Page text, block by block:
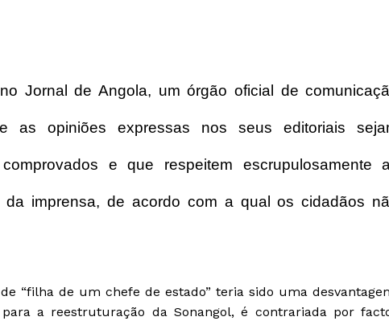
Jornal de Angola, um órgão oficial de
as opiniões expressas nos seus editoriais
e que respeitem escrupulosamente
imprensa, de acordo com a qual os cidadãos
“filha de um chefe de estado” teria sido uma
a reestruturação da Sonangol, é contrariada por